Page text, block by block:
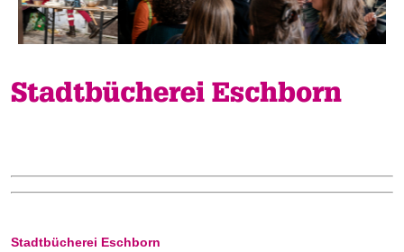
Presse
Stadtbücherei Eschborn
Stadtbücherei Eschborn